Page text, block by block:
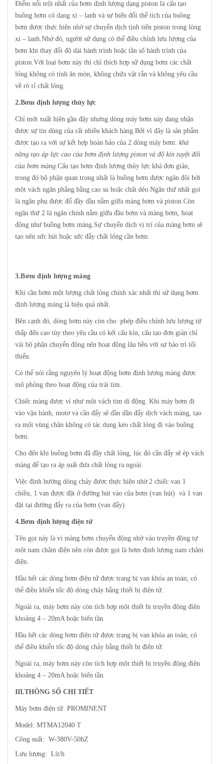
Điểm nổi trội nhất của bơm định lượng dạng piston là cấu tạo
buồng bơm có dạng xi – lanh và sự biến đổi thể tích của buồng
bơm được thực hiện nhờ sự chuyển dịch tịnh tiến piston trong lòng
xi – lanh.Nhờ đó, người sử dụng có thể điều chỉnh lưu lượng của
bơm khi thay đổi độ dài hành trình hoặc tần số hành trình của
piston.Với loại bơm này thì chỉ thích hợp sử dụng bơm các chất
lỏng không có tính ăn mòn, không chứa vật rắn và không yêu cầu
về rò rỉ chất lỏng.
2.Bơm định lượng thủy lực
Chỉ mới xuất hiện gần đây nhưng dòng máy bơm này đang nhận
được sự tin dùng của rất nhiều khách hàng.Bởi vì đây là sản phẩm
được tạo ra với sự kết hợp hoàn hảo của 2 dòng máy bơm: khả
năng tạo áp lực cao của bơm định lượng piston và độ kín tuyệt đối
của bơm màng .Cấu tạo bơm định lượng thủy lực khá đơn giản,
trong đó bộ phận quan trọng nhất là buồng bơm được ngăn đôi bởi
một vách ngăn phẳng bằng cao su hoặc chất dẻo.Ngăn thứ nhất gọi
là ngăn phụ được đổ đầy dầu nằm giữa màng bơm và piston.Còn
ngăn thứ 2 là ngăn chính nằm giữa đầu bơm và màng bơm, hoạt
động như buồng bơm màng.Sự chuyển dịch vị trí của màng bơm sẽ
tạo nên sức hút hoặc sức đẩy chất lỏng cần bơm.
3.Bơm định lượng màng
Khi cần bơm một lượng chất lỏng chính xác nhất thì sử dụng bơm
định lượng màng là hiệu quả nhất.
Bên cạnh đó, dòng bơm này còn cho phép điều chỉnh lưu lượng từ
thấp đến cao tùy theo yêu cầu có kết cấu kín, cấu tạo đơn giản chỉ
vài bộ phận chuyển động nên hoạt động lâu bền với sự bảo trì tối
thiểu.
Có thể nói rằng nguyên lý hoạt động bơm định lượng màng được
mô phỏng theo hoạt động của trái tim.
Chiếc màng được ví như một vách tim di động. Khi máy bơm đi
vào vận hành, motơ và cần đẩy sẽ dần dần đẩy dịch vách màng, tạo
ra một vùng chân không có tác dụng kéo chất lỏng đi vào buồng
bơm.
Cho đến khi buồng bơm đã đầy chất lỏng, lúc đó cần đẩy sẽ ép vách
màng để tạo ra áp suất đưa chất lỏng ra ngoài.
Việc định hướng dòng chảy được thực hiện nhờ 2 chiếc van 1
chiều, 1 van được đặt ở đường hút vào của bơm (van hút) và 1 van
đặt tại đường đẩy ra của bơm (van đẩy).
4.Bơm định lượng điện tử
Tên gọi này là vì màng bơm chuyển động nhờ vào truyền động tự
một nam châm điện nên còn được gọi là bơm định lượng nam châm
điện.
Hầu hết các dòng bơm điện tử được trang bị van khóa an toàn, có
thể điều khiển tốc độ dòng chảy bằng thiết bị điện tử.
Ngoài ra, máy bơm này còn tích hợp một thiết bị truyền động điện
khoảng 4 – 20mA hoặc biến tần.
Hầu hết các dòng bơm điện tử được trang bị van khóa an toàn, có
thể điều khiển tốc độ dòng chảy bằng thiết bị điện tử.
Ngoài ra, máy bơm này còn tích hợp một thiết bị truyền động điện
khoảng 4 – 20mA hoặc biến tần.
III.THÔNG SỐ CHI TIẾT
Máy bơm điện tử PROMINENT
Model: MTMA12040 T
Công suất: W-380V-50hZ
Lưu lượng: Lít/h